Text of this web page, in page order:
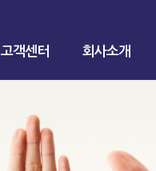
고객센터 회사소개